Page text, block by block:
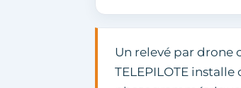
Un relevé par drone
TELEPILOTE